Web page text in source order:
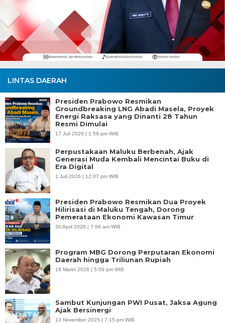
LINTAS DAERAH
Presiden Prabowo Resmikan
Groundbreaking LNG Abadi Masela, Proyek
Energi Raksasa yang Dinanti 28 Tahun
Resmi Dimulai
17 Juli 2026 | 1:59 pm WIB
Perpustakaan Maluku Berbenah, Ajak
Generasi Muda Kembali Mencintai Buku di
Era Digital
1 Juli 2026 | 12:07 pm WIB
Presiden Prabowo Resmikan Dua Proyek
Hilirisasi di Maluku Tengah, Dorong
Pemerataan Ekonomi Kawasan Timur
30 April 2026 | 7:06 am WIB
Program MBG Dorong Perputaran Ekonomi
Daerah hingga Triliunan Rupiah
19 Maret 2026 | 5:59 pm WIB
Sambut Kunjungan PWI Pusat, Jaksa Agung
Ajak Bersinergi
13 November 2025 | 7:15 pm WIB